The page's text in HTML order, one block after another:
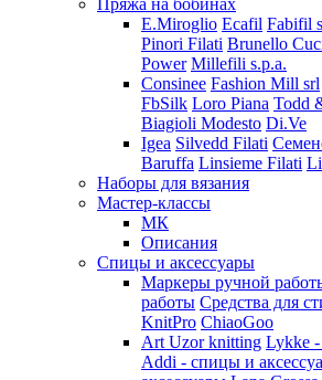
Пряжа на бобинах
E.Miroglio Ecafil Fabifil
Pinori Filati Brunello
Power Millefili s.p.a.
Consinee Fashion Mill srl
FbSilk Loro Piana Todd
Biagioli Modesto Di.Ve
Igea Silvedd Filati
Baruffa Linsieme Filati
Наборы для вязания
Мастер-классы
МК
Описания
Спицы и аксессуары
Маркеры ручной
работы Средства для
KnitPro ChiaoGoo
Art Uzor knitting Lykke
Addi - спицы и